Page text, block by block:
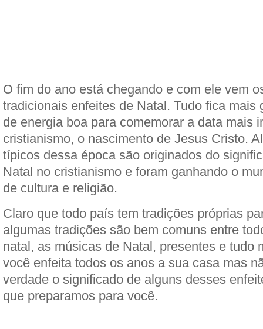
O fim do ano está chegando e com ele vem
tradicionais enfeites de Natal. Tudo fica mais
de energia boa para comemorar a data mais
cristianismo, o nascimento de Jesus Cristo.
típicos dessa época são originados do
Natal no cristianismo e foram ganhando o
de cultura e religião.
Claro que todo país tem tradições próprias
algumas tradições são bem comuns entre
natal, as músicas de Natal, presentes e tudo
você enfeita todos os anos a sua casa mas
verdade o significado de alguns desses
que preparamos para você.